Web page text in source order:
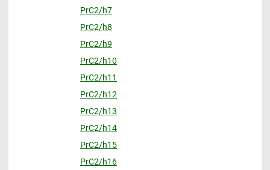
PrC2/h7
PrC2/h8
PrC2/h9
PrC2/h10
PrC2/h11
PrC2/h12
PrC2/h13
PrC2/h14
PrC2/h15
PrC2/h16